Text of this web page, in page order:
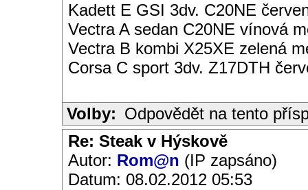
Kadett E GSI 3dv. C20NE
Vectra A sedan C20NE vínová
Vectra B kombi X25XE zelená
Corsa C sport 3dv. Z17DTH
Volby: Odpovědět na tento
Re: Steak v Hýskově
Autor: Rom@n (IP zapsáno)
Datum: 08.02.2012 05:53